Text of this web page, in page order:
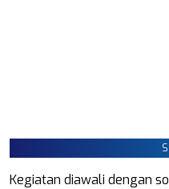
Kegiatan diawali dengan